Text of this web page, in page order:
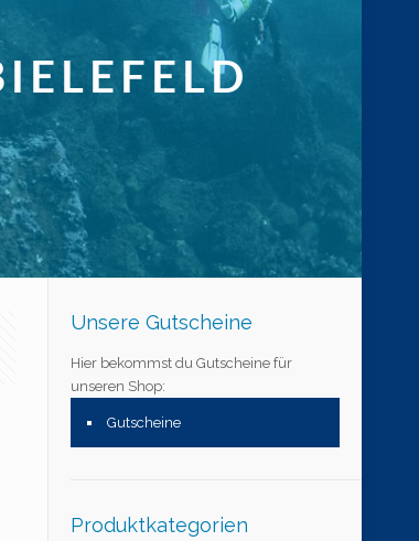
Unsere Gutscheine
Hier bekommst du Gutscheine für
unseren Shop:
Gutscheine
Produktkategorien